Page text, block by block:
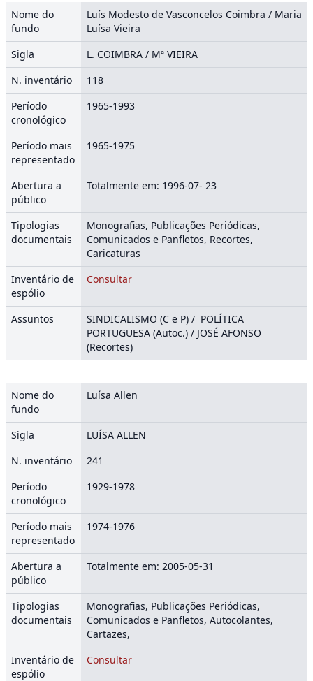
Nome do
fundo
Luís Modesto de Vasconcelos Coimbra / Maria
Luísa Vieira
Sigla
L. COIMBRA / Mª VIEIRA
N. inventário
118
Período
cronológico
1965-1993
Período mais
representado
1965-1975
Abertura a
público
Totalmente em: 1996-07- 23
Tipologias
documentais
Monografias, Publicações Periódicas,
Comunicados e Panfletos, Recortes,
Caricaturas
Inventário de
espólio
Consultar
Assuntos
SINDICALISMO (C e P) / POLÍTICA
PORTUGUESA (Autoc.) / JOSÉ AFONSO
(Recortes)
Nome do
fundo
Luísa Allen
Sigla
LUÍSA ALLEN
N. inventário
241
Período
cronológico
1929-1978
Período mais
representado
1974-1976
Abertura a
público
Totalmente em: 2005-05-31
Tipologias
documentais
Monografias, Publicações Periódicas,
Comunicados e Panfletos, Autocolantes,
Cartazes,
Inventário de
espólio
Consultar